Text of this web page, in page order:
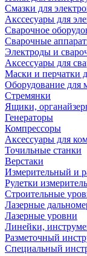
Смазки для
Акссесуары для
Сварочное
Сварочные
Электроды и
Аксессуары для
Маски и перчатки
Оборудование для
Стремянки
Ящики,
Генераторы
Компрессоры
Аксессуары для
Точильные станки
Верстаки
Измерительный и
Рулетки
Строительные
Лазерные
Лазерные уровни
Линейки,
Разметочный
Специальный